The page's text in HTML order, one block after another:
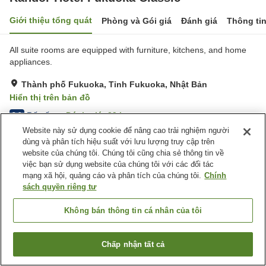
Giới thiệu tổng quát Phòng và Gói giá Đánh giá Thông
All suite rooms are equipped with furniture, kitchens, and home
appliances.
Thành phố Fukuoka, Tỉnh Fukuoka, Nhật Bản
Hiển thị trên bản đồ
3.9 Rất tốt Đánh giá:29lượt
Trang chủ Nhật Bản Tỉnh Fukuoka
Thành phố Fukuoka
Randor Hotel Fukuoka Classic
Tìm phòng trống
Website này sử dụng cookie để nâng cao trải nghiệm người
dùng và phân tích hiệu suất với lưu lượng truy cập trên
website của chúng tôi. Chúng tôi cũng chia sẻ thông tin về
việc bạn sử dụng website của chúng tôi với các đối tác
mạng xã hội, quảng cáo và phân tích của chúng tôi. Chính
sách quyền riêng tư
Không bán thông tin cá nhân của tôi
Chấp nhận tất cả